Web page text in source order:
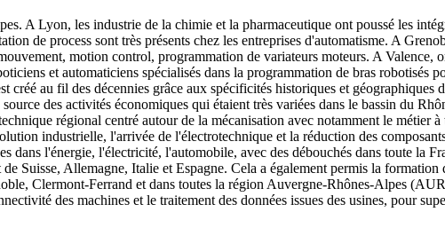
A Lyon, les industrie de la chimie et la pharmaceutique ont poussé les
de process sont très présents chez les entreprises d'automatisme. A
motion control, programmation de variateurs moteurs. A Valence,
et automaticiens spécialisés dans la programmation de bras robotisés
créé au fil des décennies grâce aux spécificités historiques et
des activités économiques qui étaient très variées dans le bassin du
régional centré autour de la mécanisation avec notamment le métier
industrielle, l'arrivée de l'électrotechnique et la réduction des
dans l'énergie, l'électricité, l'automobile, avec des débouchés dans toute la
Suisse, Allemagne, Italie et Espagne. Cela a également permis la
Clermont-Ferrand et dans toutes la région Auvergne-Rhônes-Alpes
des machines et le traitement des données issues des usines, pour